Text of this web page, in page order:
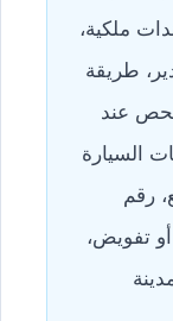
ملكية،
طريقة
عند
السيارة
رقم
أو تفويض،